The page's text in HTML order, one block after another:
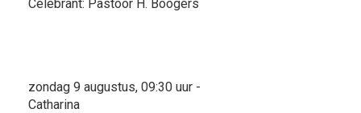
Celebrant: Pastoor H. Boogers
zondag 9 augustus, 09:30 uur -
Catharina